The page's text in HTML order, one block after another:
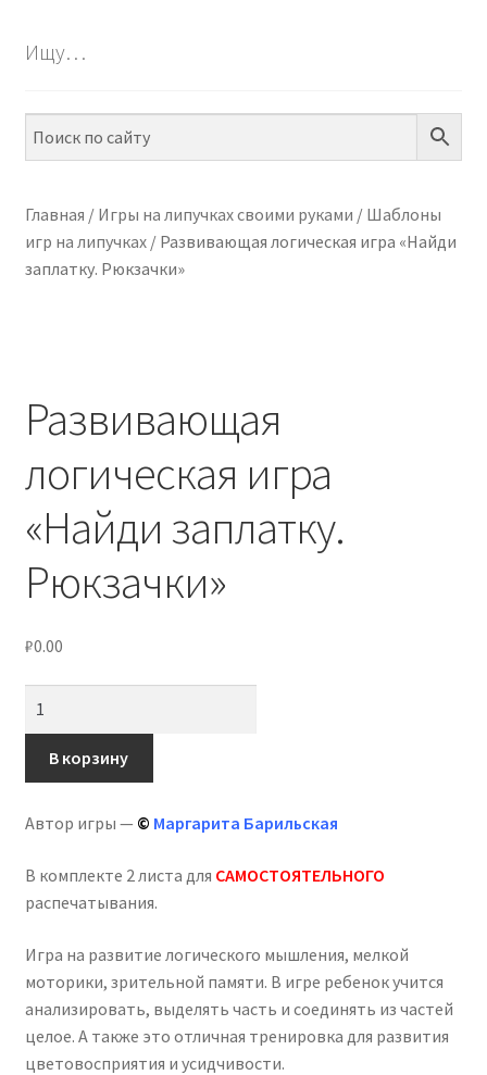
меню
ПО НАВЫКАМ
меню
МЕТОДИКИ
КОНТАКТЫ
Ищу…
Главная / Игры на липучках своими руками / Шаблоны
игр на липучках/ Развивающая логическая игра «Найди
заплатку. Рюкзачки»
Развивающая
логическая игра
«Найди заплатку.
Рюкзачки»
₽0.00
Развивающая
логическая
«Найди
Рюкзачки»
В корзину
Автор игры — © Маргарита Барильская
В комплекте 2 листа для САМОСТОЯТЕЛЬНОГО
распечатывания.
Игра на развитие логического мышления, мелкой
моторики, зрительной памяти. В игре ребенок учится
анализировать, выделять часть и соединять из частей
целое. А также это отличная тренировка для развития
цветовосприятия и усидчивости.